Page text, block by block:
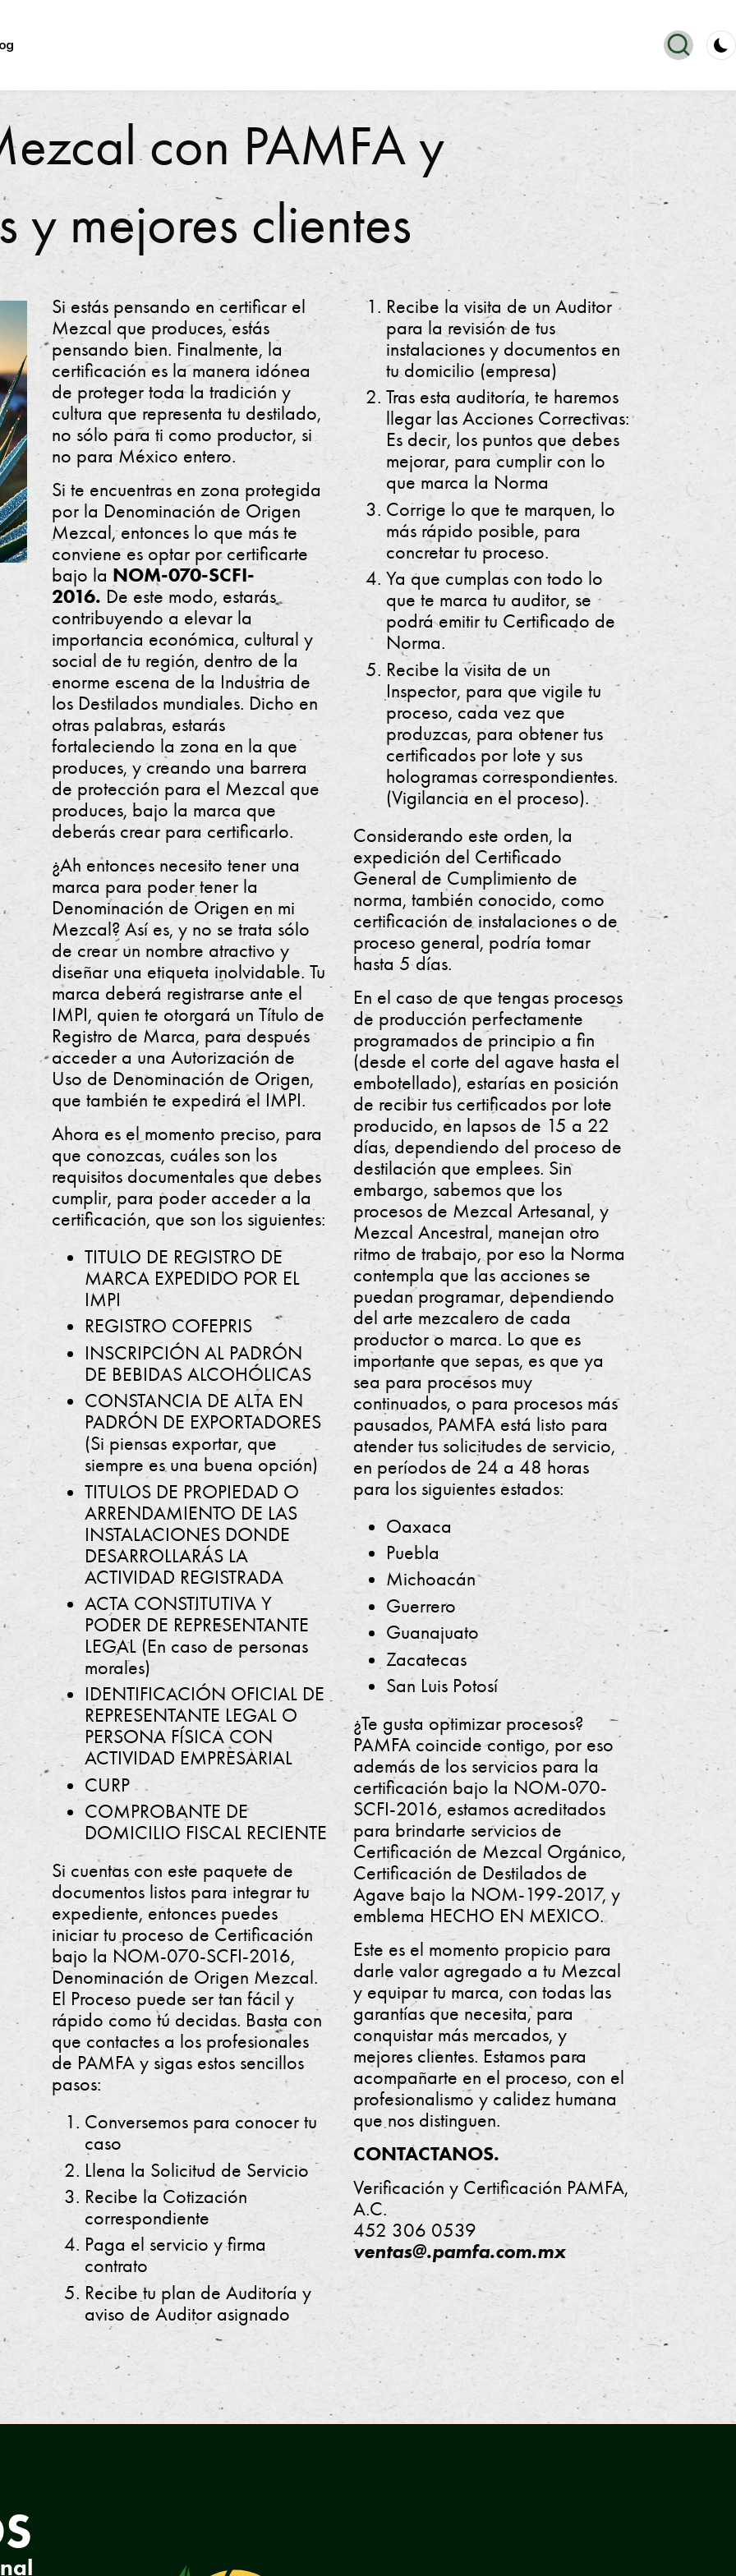
con PAMFA y
y mejores clientes
Si estás pensando en certificar el
Mezcal que produces, estás
pensando bien. Finalmente, la
certificación es la manera idónea
de proteger toda la tradición y
cultura que representa tu destilado,
no sólo para ti como productor, si
no para México entero.
Si te encuentras en zona protegida
por la Denominación de Origen
Mezcal, entonces lo que más te
conviene es optar por certificarte
bajo la NOM-070-SCFI-
2016. De este modo, estarás
contribuyendo a elevar la
importancia económica, cultural y
social de tu región, dentro de la
enorme escena de la Industria de
los Destilados mundiales. Dicho en
otras palabras, estarás
fortaleciendo la zona en la que
produces, y creando una barrera
de protección para el Mezcal que
produces, bajo la marca que
deberás crear para certificarlo.
¿Ah entonces necesito tener una
marca para poder tener la
Denominación de Origen en mi
Mezcal? Así es, y no se trata sólo
de crear un nombre atractivo y
diseñar una etiqueta inolvidable. Tu
marca deberá registrarse ante el
IMPI, quien te otorgará un Título de
Registro de Marca, para después
acceder a una Autorización de
Uso de Denominación de Origen,
que también te expedirá el IMPI.
Ahora es el momento preciso, para
que conozcas, cuáles son los
requisitos documentales que debes
cumplir, para poder acceder a la
certificación, que son los siguientes:
TITULO DE REGISTRO DE
MARCA EXPEDIDO POR EL
IMPI
REGISTRO COFEPRIS
INSCRIPCIÓN AL PADRÓN
DE BEBIDAS ALCOHÓLICAS
CONSTANCIA DE ALTA EN
PADRÓN DE EXPORTADORES
(Si piensas exportar, que
siempre es una buena opción)
TITULOS DE PROPIEDAD O
ARRENDAMIENTO DE LAS
INSTALACIONES DONDE
DESARROLLARÁS LA
ACTIVIDAD REGISTRADA
ACTA CONSTITUTIVA Y
PODER DE REPRESENTANTE
LEGAL (En caso de personas
morales)
IDENTIFICACIÓN OFICIAL DE
REPRESENTANTE LEGAL O
PERSONA FÍSICA CON
ACTIVIDAD EMPRESARIAL
CURP
COMPROBANTE DE
DOMICILIO FISCAL RECIENTE
Si cuentas con este paquete de
documentos listos para integrar tu
expediente, entonces puedes
iniciar tu proceso de Certificación
bajo la NOM-070-SCFI-2016,
Denominación de Origen Mezcal.
El Proceso puede ser tan fácil y
rápido como tú decidas. Basta con
que contactes a los profesionales
de PAMFA y sigas estos sencillos
pasos:
Conversemos para conocer tu
caso
Llena la Solicitud de Servicio
Recibe la Cotización
correspondiente
Paga el servicio y firma
contrato
Recibe tu plan de Auditoría y
aviso de Auditor asignado
Recibe la visita de un Auditor
para la revisión de tus
instalaciones y documentos en
tu domicilio (empresa)
Tras esta auditoría, te haremos
llegar las Acciones Correctivas:
Es decir, los puntos que debes
mejorar, para cumplir con lo
que marca la Norma
Corrige lo que te marquen, lo
más rápido posible, para
concretar tu proceso.
Ya que cumplas con todo lo
que te marca tu auditor, se
podrá emitir tu Certificado de
Norma.
Recibe la visita de un
Inspector, para que vigile tu
proceso, cada vez que
produzcas, para obtener tus
certificados por lote y sus
hologramas correspondientes.
(Vigilancia en el proceso).
Considerando este orden, la
expedición del Certificado
General de Cumplimiento de
norma, también conocido, como
certificación de instalaciones o de
proceso general, podría tomar
hasta 5 días.
En el caso de que tengas procesos
de producción perfectamente
programados de principio a fin
(desde el corte del agave hasta el
embotellado), estarías en posición
de recibir tus certificados por lote
producido, en lapsos de 15 a 22
días, dependiendo del proceso de
destilación que emplees. Sin
embargo, sabemos que los
procesos de Mezcal Artesanal, y
Mezcal Ancestral, manejan otro
ritmo de trabajo, por eso la Norma
contempla que las acciones se
puedan programar, dependiendo
del arte mezcalero de cada
productor o marca. Lo que es
importante que sepas, es que ya
sea para procesos muy
continuados, o para procesos más
pausados, PAMFA está listo para
atender tus solicitudes de servicio,
en períodos de 24 a 48 horas
para los siguientes estados:
Oaxaca
Puebla
Michoacán
Guerrero
Guanajuato
Zacatecas
San Luis Potosí
¿Te gusta optimizar procesos?
PAMFA coincide contigo, por eso
además de los servicios para la
certificación bajo la NOM-070-
SCFI-2016, estamos acreditados
para brindarte servicios de
Certificación de Mezcal Orgánico,
Certificación de Destilados de
Agave bajo la NOM-199-2017, y
emblema HECHO EN MEXICO.
Este es el momento propicio para
darle valor agregado a tu Mezcal
y equipar tu marca, con todas las
garantías que necesita, para
conquistar más mercados, y
mejores clientes. Estamos para
acompañarte en el proceso, con el
profesionalismo y calidez humana
que nos distinguen.
CONTACTANOS.
Verificación y Certificación PAMFA,
A.C.
452 306 0539
ventas@.pamfa.com.mx